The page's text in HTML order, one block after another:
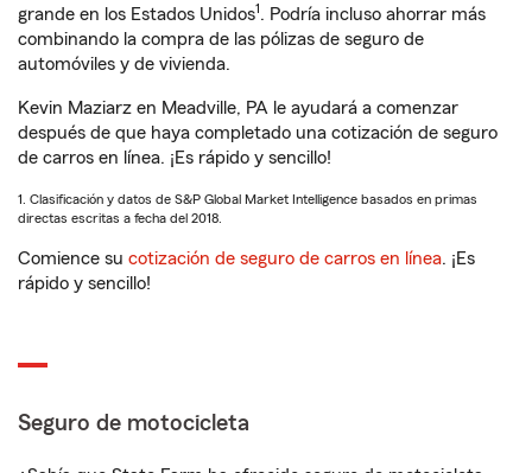
grande en los Estados Unidos1. Podría incluso ahorrar más
combinando la compra de las pólizas de seguro de
automóviles y de vivienda.
Kevin Maziarz en Meadville, PA le ayudará a comenzar
después de que haya completado una cotización de seguro
de carros en línea. ¡Es rápido y sencillo!
1. Clasificación y datos de S&P Global Market Intelligence basados en primas
directas escritas a fecha del 2018.
Comience su cotización de seguro de carros en línea. ¡Es
rápido y sencillo!
Seguro de motocicleta